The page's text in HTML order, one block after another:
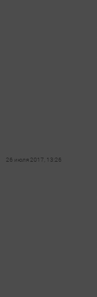
26 июля 2017, 13:26